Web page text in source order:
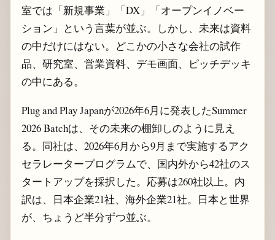
室では「新規事業」「DX」「オープンイノベー
ション」という言葉が並ぶ。しかし、未来は資料
の中だけにはない。どこかの小さな会社の試作
品、研究室、営業資料、デモ画面、ピッチデッキ
の中にある。
Plug and Play Japanが2026年6月に発表したSummer
2026 Batchは、その未来の棚卸しのように見え
る。同社は、2026年6月から9月まで実施するアク
セラレータープログラムで、国内外から42社のス
タートアップを採択した。応募は260社以上。内
訳は、日本企業21社、海外企業21社。日本と世界
が、ちょうど半分ずつ並ぶ。